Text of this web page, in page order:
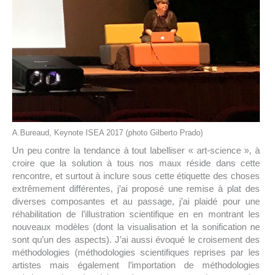
A.Bureaud, Keynote ISEA 2017 (photo Gilberto Prado)
Un peu contre la tendance à tout labelliser « art-science », à
croire que la solution à tous nos maux réside dans cette
rencontre, et surtout à inclure sous cette étiquette des choses
extrêmement différentes, j’ai proposé une remise à plat des
diverses composantes et au passage, j’ai plaidé pour une
réhabilitation de l’illustration scientifique en en montrant les
nouveaux modèles (dont la visualisation et la sonification ne
sont qu’un des aspects). J’ai aussi évoqué le croisement des
méthodologies (méthodologies scientifiques reprises par les
artistes mais également l’importation de méthodologies